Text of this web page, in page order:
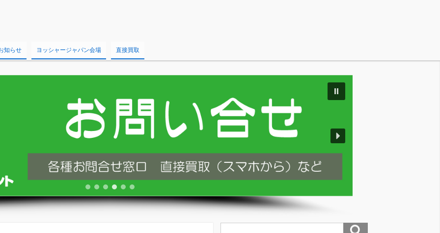
知らせ ヨッシャージャパン会場 直接買取